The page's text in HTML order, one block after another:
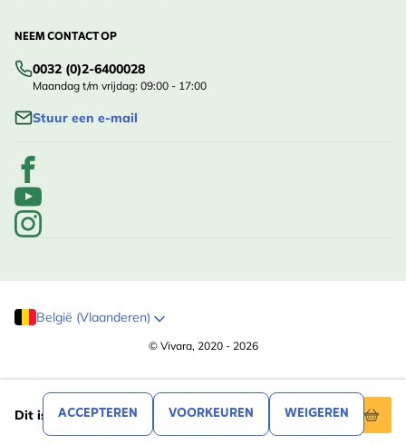
ACCEPTEREN VOORKEUREN WEIGEREN
Dit is mijn tuin 14
NEEM CONTACT OP
0032 (0)2-6400028
Maandag t/m vrijdag: 09:00 - 17:00
Stuur een e-mail
België (Vlaanderen)
© Vivara, 2020 - 2026